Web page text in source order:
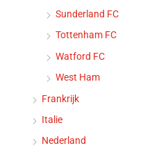
Sunderland FC
Tottenham FC
Watford FC
West Ham
Frankrijk
Italie
Nederland